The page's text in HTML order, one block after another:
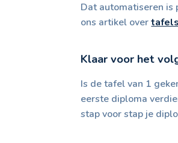
Dat automatiseren is
ons artikel over
Klaar voor het
Is de tafel van 1
eerste diploma
stap voor stap je